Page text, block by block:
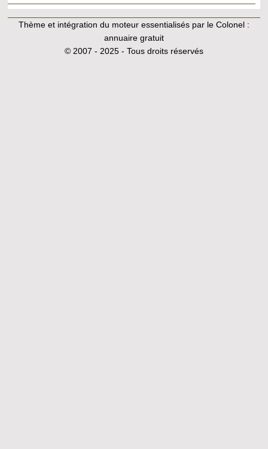
Thème et intégration du moteur essentialisés par le Colonel :
annuaire gratuit
© 2007 - 2025 - Tous droits réservés